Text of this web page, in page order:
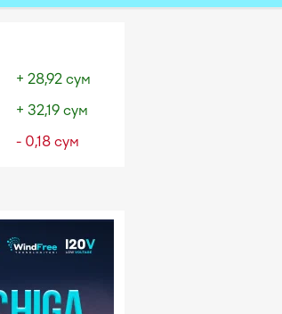
+ 28,92 сум
+ 32,19 сум
- 0,18 сум